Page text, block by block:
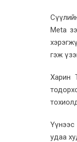
Meta
гэж
Харин
Үүнээс
удаа